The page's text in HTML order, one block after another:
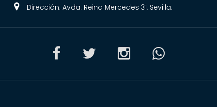
Dirección: Avda. Reina Mercedes 31, Sevilla.